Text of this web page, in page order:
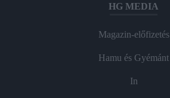
HG MEDIA
Magazin-előfizetés
Hamu és Gyémánt
In